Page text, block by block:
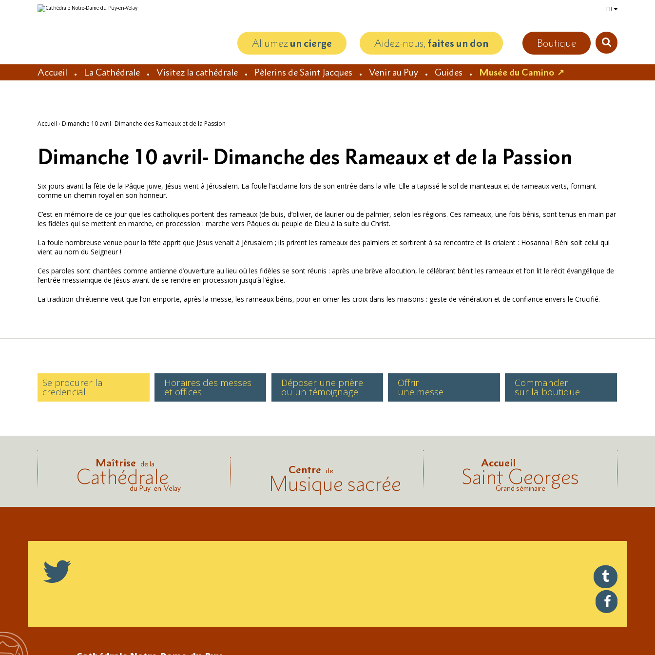
Aller
au
Outils
personnels
FR
Boutique
Allumezun cierge Aidez-nous, faites un don
Accueil La Cathédrale Visitez la cathédrale Pèlerins de Saint Jacques Venir au Puy Guides Musée du Camino
Accueil › Dimanche 10 avril- Dimanche des Rameaux et de la Passion
Dimanche 10 avril- Dimanche des Rameaux et de la Passion
Six jours avant la fête de la Pâque juive, Jésus vient à Jérusalem. La foule l’acclame lors de son entrée dans la ville. Elle a tapissé le sol de manteaux et de rameaux verts, formant
comme un chemin royal en son honneur.
C’est en mémoire de ce jour que les catholiques portent des rameaux (de buis, d’olivier, de laurier ou de palmier, selon les régions. Ces rameaux, une fois bénis, sont tenus en main par
les fidèles qui se mettent en marche, en procession : marche vers Pâques du peuple de Dieu à la suite du Christ.
La foule nombreuse venue pour la fête apprit que Jésus venait à Jérusalem ; ils prirent les rameaux des palmiers et sortirent à sa rencontre et ils criaient : Hosanna ! Béni soit celui qui
vient au nom du Seigneur !
Ces paroles sont chantées comme antienne d’ouverture au lieu où les fidèles se sont réunis : après une brève allocution, le célébrant bénit les rameaux et l’on lit le récit évangélique de
l’entrée messianique de Jésus avant de se rendre en procession jusqu’à l’église.
La tradition chrétienne veut que l’on emporte, après la messe, les rameaux bénis, pour en orner les croix dans les maisons : geste de vénération et de confiance envers le Crucifié.
Se procurer la
credencial
Horaires des messes
et offices
Déposer une prière
ou un témoignage
Offrir
une messe
Commander
sur la boutique
Maîtrise de la
Cathédrale
du Puy-en-Velay
Centre de
Musique sacrée
Accueil
Saint Georges
Grand séminaire
twitter
facebook